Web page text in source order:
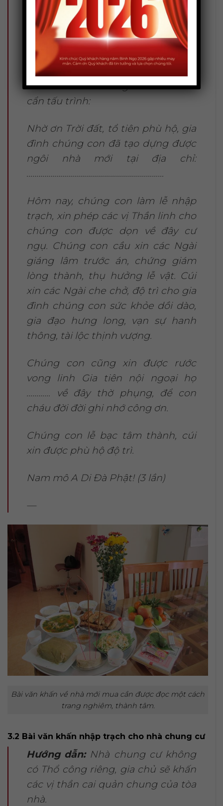
Nay nhân ngày lành tháng tốt,
chúng con thành tâm sắm sửa lễ
vật, hương hoa trà quả, kim ngân
tài mã, thắp nén tâm hương dâng
lên trước án. Chúng con xin kính
cẩn tấu trình:
Nhờ ơn Trời đất, tổ tiên phù hộ, gia
đình chúng con đã tạo dựng được
ngôi nhà mới tại địa chỉ:
……………………………………………………………
Hôm nay, chúng con làm lễ nhập
trạch, xin phép các vị Thần linh cho
chúng con được dọn về đây cư
ngụ. Chúng con cầu xin các Ngài
giáng lâm trước án, chứng giám
lòng thành, thụ hưởng lễ vật. Cúi
xin các Ngài che chở, độ trì cho gia
đình chúng con sức khỏe dồi dào,
gia đạo hưng long, vạn sự hanh
thông, tài lộc thịnh vượng.
Chúng con cũng xin được rước
vong linh Gia tiên nội ngoại họ
………… về đây thờ phụng, để con
cháu đời đời ghi nhớ công ơn.
Chúng con lễ bạc tâm thành, cúi
xin được phù hộ độ trì.
Nam mô A Di Đà Phật! (3 lần)
—
Bài văn khấn về nhà mới mua cần được đọc một cách
trang nghiêm, thành tâm.
3.2 Bài văn khấn nhập trạch cho nhà chung cư
Hướng dẫn:Nhà chung cư không
có Thổ công riêng, gia chủ sẽ khấn
các vị thần cai quản chung của tòa
nhà.